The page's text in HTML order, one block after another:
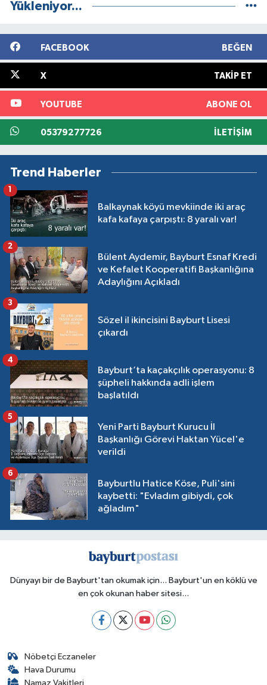
Yükleniyor...
FACEBOOK BEĞEN
X TAKIP ET
YOUTUBE ABONE OL
05379277726 İLETIŞIM
Trend Haberler
Balkaynak köyü mevkiinde iki araç
kafa kafaya çarpıştı: 8 yaralı var!
1
Bülent Aydemir, Bayburt Esnaf Kredi
ve Kefalet Kooperatifi Başkanlığına
Adaylığını Açıkladı
2
Sözel il ikincisini Bayburt Lisesi
çıkardı
3
Bayburt’ta kaçakçılık operasyonu: 8
şüpheli hakkında adli işlem
başlatıldı
4
Yeni Parti Bayburt Kurucu İl
Başkanlığı Görevi Haktan Yücel'e
verildi
5
Bayburtlu Hatice Köse, Puli'sini
kaybetti: "Evladım gibiydi, çok
ağladım"
6
Dünyayı bir de Bayburt'tan okumak için... Bayburt'un en köklü ve
en çok okunan haber sitesi...
Nöbetçi Eczaneler
Hava Durumu
Namaz Vakitleri